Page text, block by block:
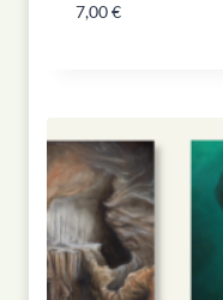
7,00€